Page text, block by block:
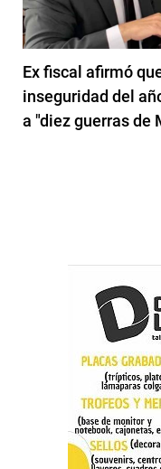
Ex fiscal afirmó
inseguridad del
a "diez guerras de